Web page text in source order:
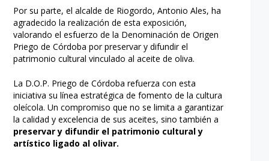
Por su parte, el alcalde de Riogordo, Antonio Ales, ha
agradecido la realización de esta exposición,
valorando el esfuerzo de la Denominación de Origen
Priego de Córdoba por preservar y difundir el
patrimonio cultural vinculado al aceite de oliva.
La D.O.P. Priego de Córdoba refuerza con esta
iniciativa su línea estratégica de fomento de la cultura
oleícola. Un compromiso que no se limita a garantizar
la calidad y excelencia de sus aceites, sino también a
preservar y difundir el patrimonio cultural y
artístico ligado al olivar.